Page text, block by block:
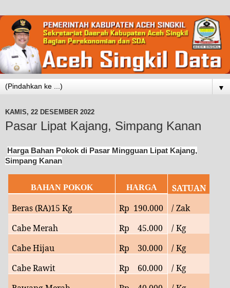
▼
KAMIS, 22 DESEMBER 2022
Pasar Lipat Kajang, Simpang Kanan
Harga Bahan Pokok di Pasar Mingguan Lipat Kajang,
Simpang Kanan
BAHAN POKOK HARGA
SATUAN
Beras (RA)15 Kg
Rp 190.000
/ Zak
Cabe Merah
Rp 45.000
/ Kg
Cabe Hijau
Rp 30.000
/ Kg
Cabe Rawit
Rp 60.000
/ Kg